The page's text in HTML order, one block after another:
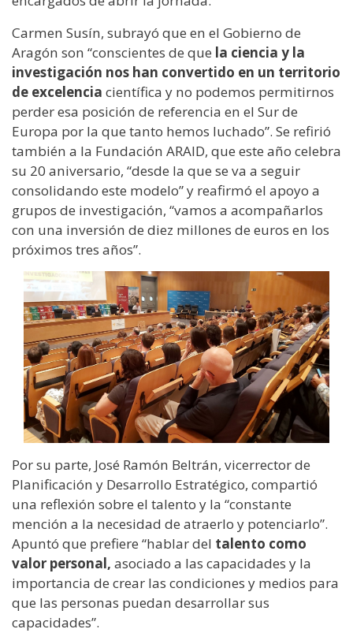
Carmen Susín, subrayó que en el Gobierno de
Aragón son “conscientes de que la ciencia y la
investigación nos han convertido en un territorio
de excelencia científica y no podemos permitirnos
perder esa posición de referencia en el Sur de
Europa por la que tanto hemos luchado”. Se refirió
también a la Fundación ARAID, que este año celebra
su 20 aniversario, “desde la que se va a seguir
consolidando este modelo” y reafirmó el apoyo a
grupos de investigación, “vamos a acompañarlos
con una inversión de diez millones de euros en los
próximos tres años”.
Por su parte, José Ramón Beltrán, vicerrector de
Planificación y Desarrollo Estratégico, compartió
una reflexión sobre el talento y la “constante
mención a la necesidad de atraerlo y potenciarlo”.
Apuntó que prefiere “hablar del talento como
valor personal, asociado a las capacidades y la
importancia de crear las condiciones y medios para
que las personas puedan desarrollar sus
capacidades”.